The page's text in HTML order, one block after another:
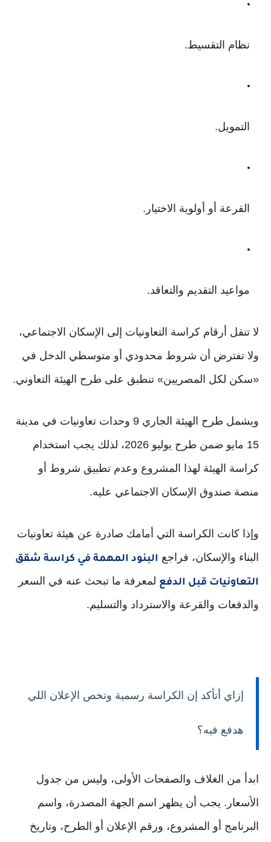
نظام التقسيط.
التمويل.
القرعة أو أولوية الاختيار.
مواعيد التقديم والتعاقد.
لا تنقل أرقام كراسة التعاونيات إلى الإسكان الاجتماعي،
ولا تفترض أن شروط محدودي أو متوسطي الدخل في
«سكن لكل المصريين» تنطبق على طرح الهيئة التعاوني.
ويشمل طرح الهيئة الجاري 9 وحدات تعاونيات في مدينة
15 مايو ضمن طرح يوليو 2026، لذلك يجب استخدام
كراسة الهيئة لهذا المشروع وعدم تطبيق شروط أو
منصة صندوق الإسكان الاجتماعي عليه.
وإذا كانت الكراسة التي أمامك صادرة عن هيئة تعاونيات
البناء والإسكان، فراجع البنود المهمة في كراسة شقق
التعاونيات قبل الدفع لمعرفة ما تبحث عنه في السعر
والدفعات والقرعة والاسترداد والتسليم.
إزاي أتأكد إن الكراسة رسمية وتخص الإعلان اللي
هدفع فيه؟
ابدأ من الغلاف والصفحات الأولى، وليس من جدول
الأسعار. يجب أن يظهر اسم الجهة المصدرة، واسم
البرنامج أو المشروع، ورقم الإعلان أو الطرح، وتاريخ